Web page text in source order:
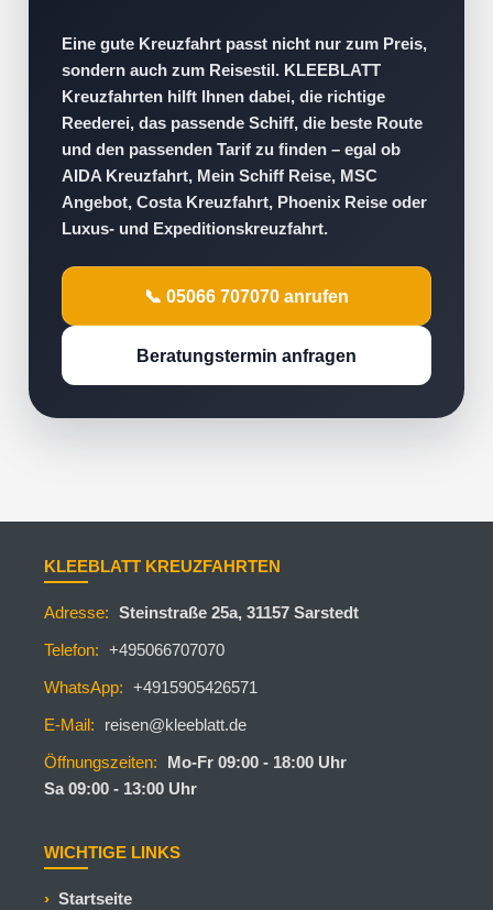
Eine gute Kreuzfahrt passt nicht nur zum Preis,
sondern auch zum Reisestil. KLEEBLATT
Kreuzfahrten hilft Ihnen dabei, die richtige
Reederei, das passende Schiff, die beste Route
und den passenden Tarif zu finden – egal ob
AIDA Kreuzfahrt, Mein Schiff Reise, MSC
Angebot, Costa Kreuzfahrt, Phoenix Reise oder
Luxus- und Expeditionskreuzfahrt.
📞 05066 707070 anrufen
Beratungstermin anfragen
KLEEBLATT KREUZFAHRTEN
Adresse: Steinstraße 25a, 31157 Sarstedt
Telefon: +495066707070
WhatsApp: +4915905426571
E-Mail:
reisen@kleeblatt.de
Öffnungszeiten:
Mo-Fr 09:00 - 18:00 Uhr
Sa 09:00 - 13:00 Uhr
WICHTIGE LINKS
Startseite